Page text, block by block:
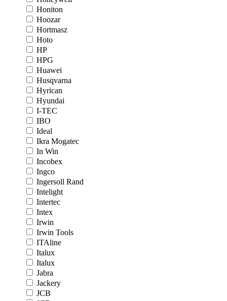
Honiton
Hoozar
Hortmasz
Hoto
HP
HPG
Huawei
Husqvarna
Hyrican
Hyundai
I-TEC
IBO
Ideal
Ikra Mogatec
In Win
Incobex
Ingco
Ingersoll Rand
Intelight
Intertec
Intex
Irwin
Irwin Tools
ITAline
Italux
Italux
Jabra
Jackery
JCB